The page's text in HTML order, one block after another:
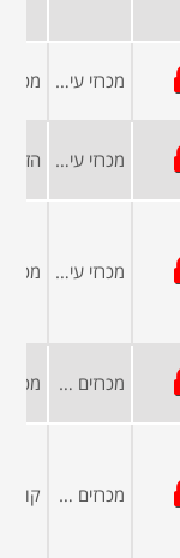
מכרזי עיריות ומועצות
מכרזי עיריות ומועצות
מכרזי עיריות ומועצות
מכרזים פומביים
מכרזים פומביים